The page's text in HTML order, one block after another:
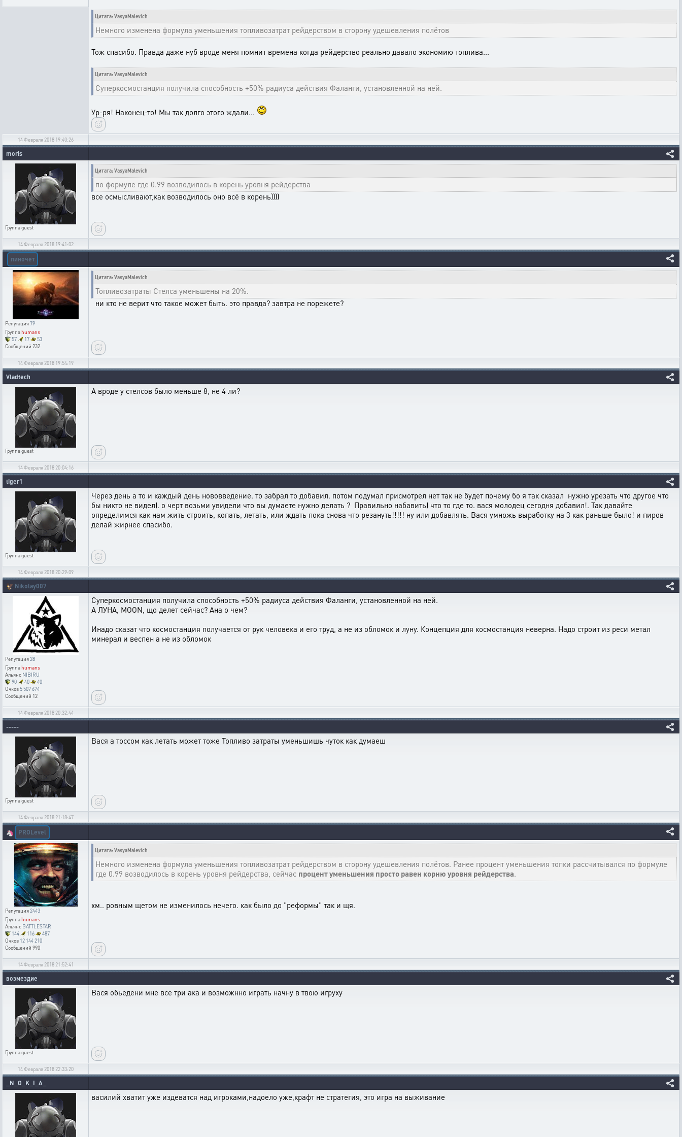
Цитата: VasyaMalevich
Немного изменена формула уменьшения топливозатрат рейдерством в сторону удешевления полётов
Тож спасибо. Правда даже нуб вроде меня помнит времена когда рейдерство реально давало экономию топлива...
Цитата: VasyaMalevich
Суперкосмостанция получила способность +50% радиуса действия Фаланги, установленной на ней.
Ур-ря! Наконец-то! Мы так долго этого ждали...
14 Февраля 2018 19:40:26
moris
Группаguest
Цитата: VasyaMalevich
по формуле где 0.99 возводилось в корень уровня рейдерства
все осмысливают,как возводилось оно всё в корень))))
14 Февраля 2018 19:41:02
пиночет
Репутация79
Группаhumans
57
17
53
Сообщений 232
Цитата: VasyaMalevich
Топливозатраты Стелса уменьшены на 20%.
ни кто не верит что такое может быть. это правда? завтра не порежете?
14 Февраля 2018 19:54:19
Vladtech
Группаguest
А вроде у стелсов было меньше 8, не 4 ли?
14 Февраля 2018 20:04:16
tiger1
Группаguest
Через день а то и каждый день нововведение. то забрал то добавил. потом подумал присмотрел нет так не будет почему бо я так сказал нужно урезать что другое что
бы никто не видел). о черт возьми увидели что вы думаете нужно делать ? Правильно набавить) что то где то. вася молодец сегодня добавил!. Так давайте
определимся как нам жить строить, копать, летать, или ждать пока снова что резануть!!!!! ну или добавлять. Вася умножь выработку на 3 как раньше было! и пиров
делай жирнее спасибо.
14 Февраля 2018 20:29:09
🦅 Nikolay007
Репутация28
Группаhumans
Альянс NIBIRU
90
40
40
Очков 5 507 674
Сообщений 12
Суперкосмостанция получила способность +50% радиуса действия Фаланги, установленной на ней.
A ЛУНА, MOON, що делет сейчас? Ана о чем?
Инадо сказат что космостанция получается от рук человека и его труд, а не из обломок и луну. Концепция для космостанция неверна. Надо строит из реси метал
минерал и веспен а не из обломок
14 Февраля 2018 20:32:44
-----
Группаguest
Вася а тоссом как летать может тоже Топливо затраты уменьшишь чуток как думаеш
14 Февраля 2018 21:18:47
🦄 PROLevel
Репутация2443
Группаhumans
Альянс BATTLESTAR
144
116
487
Очков 12 144 210
Сообщений 990
Цитата: VasyaMalevich
Немного изменена формула уменьшения топливозатрат рейдерством в сторону удешевления полётов. Ранее процент уменьшения топки рассчитывался по формуле
где 0.99 возводилось в корень уровня рейдерства, сейчас процент уменьшения просто равен корню уровня рейдерства.
хм.. ровным щетом не изменилось нечего. как было до "реформы" так и щя.
14 Февраля 2018 21:52:41
возмездие
Группаguest
Вася обьедени мне все три ака и возможнно играть начну в твою игруху
14 Февраля 2018 22:33:20
_N_O_K_I_A_
василий хватит уже издеватся над игроками,надоело уже,крафт не стратегия, это игра на выживание